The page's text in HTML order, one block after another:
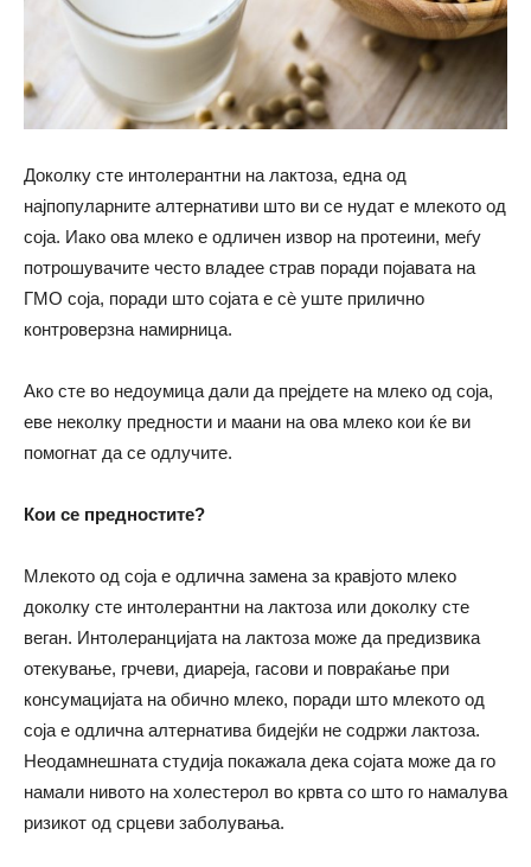
Доколку сте интолерантни на лактоза, една од
најпопуларните алтернативи што ви се нудат е млекото од
соја. Иако ова млеко е одличен извор на протеини, меѓу
потрошувачите често владее страв поради појавата на
ГМО соја, поради што сојата е сѐ уште прилично
контроверзна намирница.
Ако сте во недоумица дали да прејдете на млеко од соја,
еве неколку предности и маани на ова млеко кои ќе ви
помогнат да се одлучите.
Кои се предностите?
Млекото од соја е одлична замена за кравјото млеко
доколку сте интолерантни на лактоза или доколку сте
веган. Интолеранцијата на лактоза може да предизвика
отекување, грчеви, диареја, гасови и повраќање при
консумацијата на обично млеко, поради што млекото од
соја е одлична алтернатива бидејќи не содржи лактоза.
Неодамнешната студија покажала дека сојата може да го
намали нивото на холестерол во крвта со што го намалува
ризикот од срцеви заболувања.